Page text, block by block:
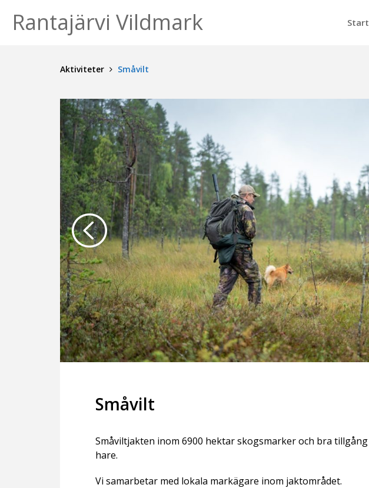
Rantajärvi Vildmark Start
Aktiviteter Småvilt
Småvilt
Småviltjakten inom 6900 hektar skogsmarker och bra
hare.
Vi samarbetar med lokala markägare inom jaktområdet.